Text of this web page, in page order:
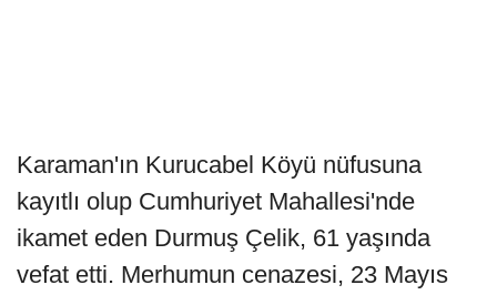
Karaman'ın Kurucabel Köyü nüfusuna
kayıtlı olup Cumhuriyet Mahallesi'nde
ikamet eden Durmuş Çelik, 61 yaşında
vefat etti. Merhumun cenazesi, 23 Mayıs